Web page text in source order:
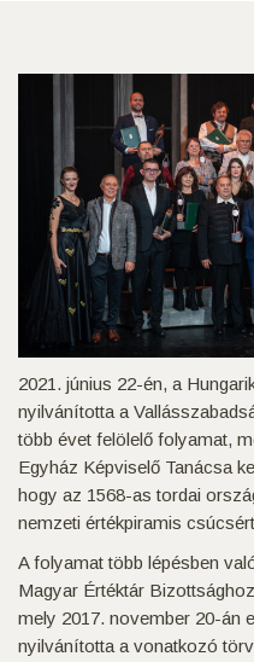
2021. június 22-én, a
nyilvánította a
több évet felölelő folyamat,
Egyház Képviselő Tanácsa
hogy az 1568-as tordai
nemzeti értékpiramis
A folyamat több lépésben
Magyar Értéktár
mely 2017. november 20-án
nyilvánította a vonatkozó